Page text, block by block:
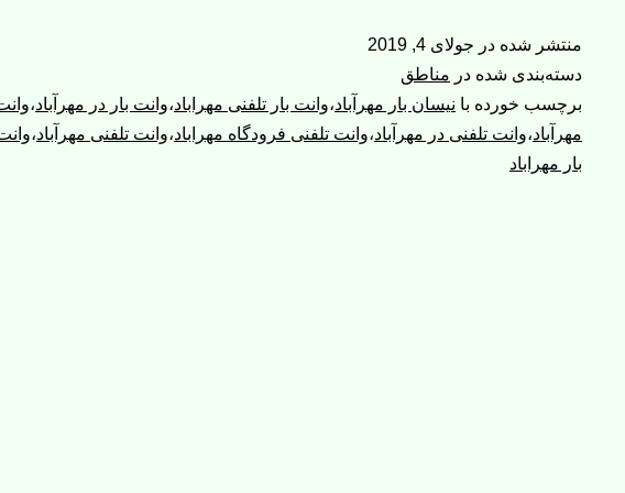
وانت
بار
منتشر شده در جولای 4, 2019
دسته‌بندی شده در مناطق
برچسب خورده با نیسان بار مهرآباد،وانت بار تلفنی مهراباد،وانت بار در مهرآباد،
مهرآباد،وانت تلفنی در مهرآباد،وانت تلفنی فرودگاه مهراباد،وانت تلفنی مهرآباد،
بار مهراباد